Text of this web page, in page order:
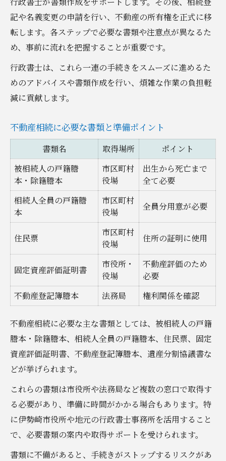
記や名義変更の申請を行い、不動産の所有権を正式に移
転します。各ステップで必要な書類や注意点が異なるた
め、事前に流れを把握することが重要です。
行政書士は、これら一連の手続きをスムーズに進めるた
めのアドバイスや書類作成を行い、煩雑な作業の負担軽
減に貢献します。
不動産相続に必要な書類と準備ポイント
書類名 取得場所
ポイント
被相続人の戸籍謄
本・除籍謄本
市区町村
役場
出生から死亡まで
全て必要
相続人全員の戸籍謄
本
市区町村
役場
全員分用意が必要
住民票
市区町村
役場
住所の証明に使用
固定資産評価証明書
市役所・
役場
不動産評価のため
必要
不動産登記簿謄本
法務局 権利関係を確認
不動産相続に必要な主な書類としては、被相続人の戸籍
謄本・除籍謄本、相続人全員の戸籍謄本、住民票、固定
資産評価証明書、不動産登記簿謄本、遺産分割協議書な
どが挙げられます。
これらの書類は市役所や法務局など複数の窓口で取得す
る必要があり、準備に時間がかかる場合もあります。特
に伊勢崎市役所や地元の行政書士事務所を活用すること
で、必要書類の案内や取得サポートを受けられます。
書類に不備があると、手続きがストップするリスクがあ